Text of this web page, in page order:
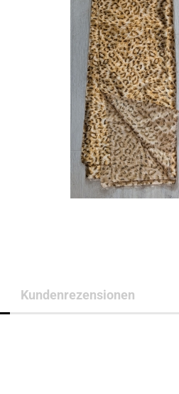
Kundenrezensionen